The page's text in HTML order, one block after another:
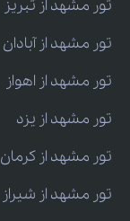
تور مشهد از تبریز
تور مشهد از آبادان
تور مشهد از اهواز
تور مشهد از یزد
تور مشهد از کرمان
تور مشهد از شیراز